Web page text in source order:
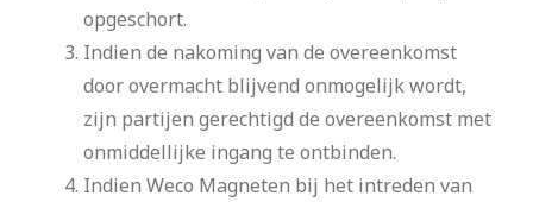
opgeschort.
Indien de nakoming van de overeenkomst
door overmacht blijvend onmogelijk wordt,
zijn partijen gerechtigd de overeenkomst met
onmiddellijke ingang te ontbinden.
Indien Weco Magneten bij het intreden van